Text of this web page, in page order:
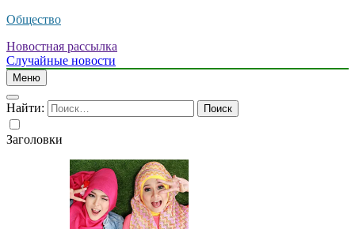
Общество
Новостная рассылка
Случайные новости
Меню
Найти:
Заголовки